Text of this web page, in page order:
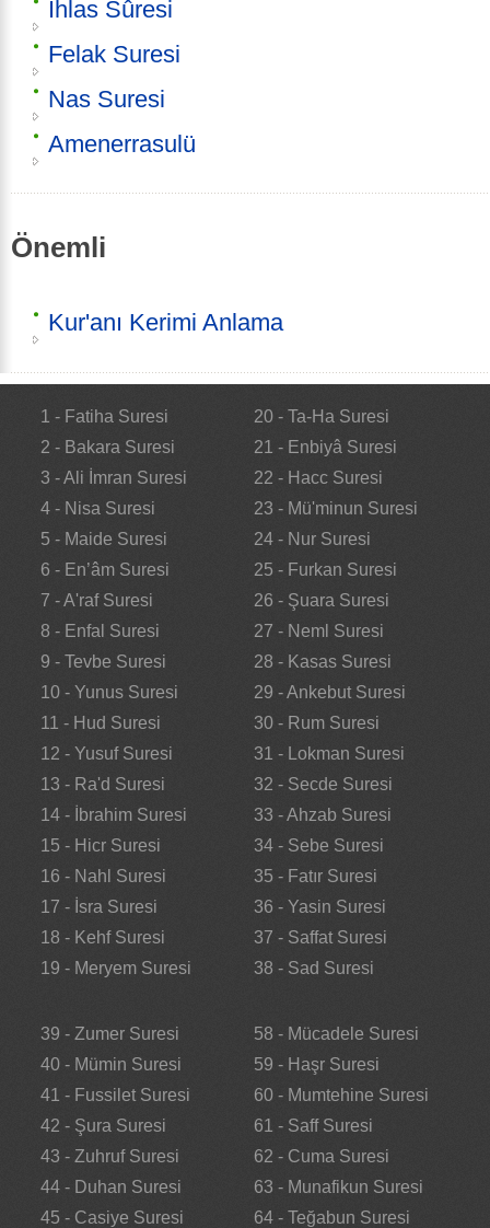
İhlas Sûresi
Felak Suresi
Nas Suresi
Amenerrasulü
Önemli
Kur'anı Kerimi Anlama
1 - Fatiha Suresi
2 - Bakara Suresi
3 - Ali İmran Suresi
4 - Nisa Suresi
5 - Maide Suresi
6 - En’âm Suresi
7 - A'raf Suresi
8 - Enfal Suresi
9 - Tevbe Suresi
10 - Yunus Suresi
11 - Hud Suresi
12 - Yusuf Suresi
13 - Ra'd Suresi
14 - İbrahim Suresi
15 - Hicr Suresi
16 - Nahl Suresi
17 - İsra Suresi
18 - Kehf Suresi
19 - Meryem Suresi
20 - Ta-Ha Suresi
21 - Enbiyâ Suresi
22 - Hacc Suresi
23 - Mü'minun Suresi
24 - Nur Suresi
25 - Furkan Suresi
26 - Şuara Suresi
27 - Neml Suresi
28 - Kasas Suresi
29 - Ankebut Suresi
30 - Rum Suresi
31 - Lokman Suresi
32 - Secde Suresi
33 - Ahzab Suresi
34 - Sebe Suresi
35 - Fatır Suresi
36 - Yasin Suresi
37 - Saffat Suresi
38 - Sad Suresi
39 - Zumer Suresi
40 - Mümin Suresi
41 - Fussilet Suresi
42 - Şura Suresi
43 - Zuhruf Suresi
44 - Duhan Suresi
45 - Casiye Suresi
58 - Mücadele Suresi
59 - Haşr Suresi
60 - Mumtehine Suresi
61 - Saff Suresi
62 - Cuma Suresi
63 - Munafikun Suresi
64 - Teğabun Suresi